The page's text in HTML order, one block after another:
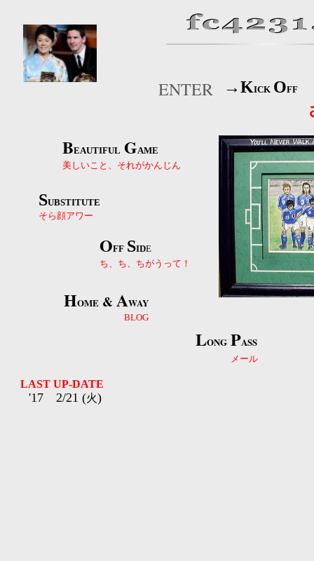
BEAUTIFUL GAME
美しいこと、それがかんじん
HOME & AWAY
BLOG
SUBSTITUTE
そら顔アワー
LAST UP-DATE
'17 2/21 (火)
LONG PASS
メール
ENTER →KICK OFF
さ
OFF SIDE
ち、ち、ちがうって！